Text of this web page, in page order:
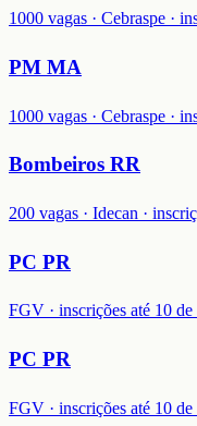
1000 vagas · Cebraspe ·
PM MA
1000 vagas · Cebraspe ·
Bombeiros RR
200 vagas · Idecan ·
PC PR
FGV · inscrições até 10
PC PR
FGV · inscrições até 10